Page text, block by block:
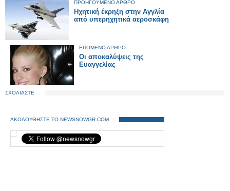
ΠΡΟΗΓΟΥΜΕΝΟ ΑΡΘΡΟ
Ηχητική έκρηξη στην Αγγλία
από υπερηχητικά αεροσκάφη
ΕΠΟΜΕΝΟ ΑΡΘΡΟ
Οι αποκαλύψεις της
Ευαγγελίας
ΣΧΟΛΙΑΣΤΕ
ΑΚΟΛΟΥΘΗΣΤΕ ΤΟ NEWSNOWGR.COM